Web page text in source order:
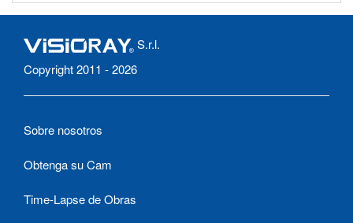
S.r.l.
Copyright 2011 - 2026
Sobre nosotros
Obtenga su Cam
Time-Lapse de Obras